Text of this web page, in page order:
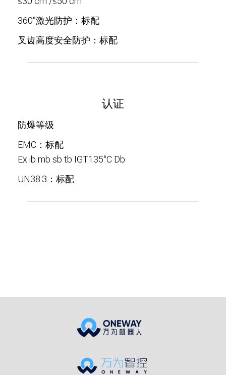
360°激光防护：标配
叉齿高度安全防护：标配
认证
防爆等级
EMC：标配
Ex ib mb sb tb IGT135°C Db
UN38.3：标配